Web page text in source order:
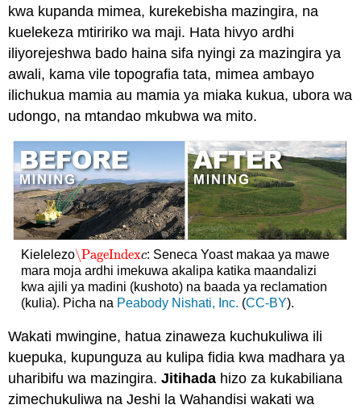
kwa kupanda mimea, kurekebisha mazingira, na
kuelekeza mtiririko wa maji. Hata hivyo ardhi
iliyorejeshwa bado haina sifa nyingi za mazingira ya
awali, kama vile topografia tata, mimea ambayo
ilichukua mamia au mamia ya miaka kukua, ubora wa
udongo, na mtandao mkubwa wa mito.
Kielelezo\PageIndexc
\PageIndexc: Seneca Yoast makaa ya mawe
mara moja ardhi imekuwa akalipa katika maandalizi
kwa ajili ya madini (kushoto) na baada ya reclamation
(kulia). Picha na Peabody Nishati, Inc. (CC-BY).
Wakati mwingine, hatua zinaweza kuchukuliwa ili
kuepuka, kupunguza au kulipa fidia kwa madhara ya
uharibifu wa mazingira.Jitihada hizo za kukabiliana
zimechukuliwa na Jeshi la Wahandisi wakati wa